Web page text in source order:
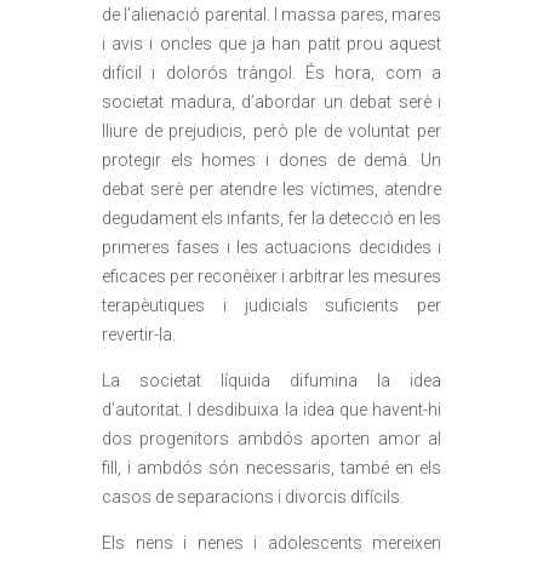
de l’alienació parental. I massa pares, mares
i avis i oncles que ja han patit prou aquest
difícil i dolorós tràngol. És hora, com a
societat madura, d’abordar un debat serè i
lliure de prejudicis, però ple de voluntat per
protegir els homes i dones de demà. Un
debat serè per atendre les víctimes, atendre
degudament els infants, fer la detecció en les
primeres fases i les actuacions decidides i
eficaces per reconèixer i arbitrar les mesures
terapèutiques i judicials suficients per
revertir-la.
La societat líquida difumina la idea
d’autoritat. I desdibuixa la idea que havent-hi
dos progenitors ambdós aporten amor al
fill, i ambdós són necessaris, també en els
casos de separacions i divorcis difícils.
Els nens i nenes i adolescents mereixen